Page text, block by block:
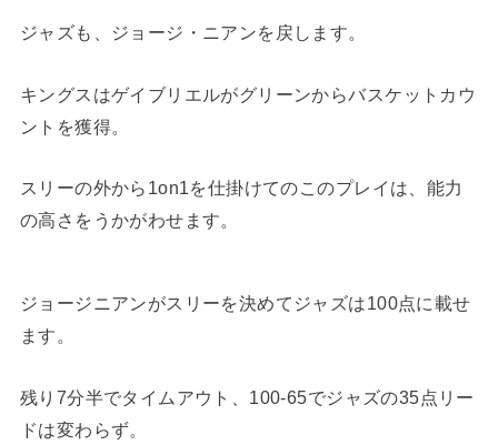
ジャズも、ジョージ・ニアンを戻します。
キングスはゲイブリエルがグリーンからバスケットカウ
ントを獲得。
スリーの外から1on1を仕掛けてのこのプレイは、能力
の高さをうかがわせます。
ジョージニアンがスリーを決めてジャズは100点に載せ
ます。
残り7分半でタイムアウト、100-65でジャズの35点リー
ドは変わらず。